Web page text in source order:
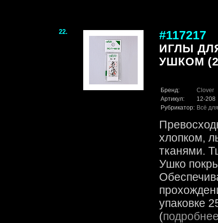
22. #117217
ИГЛЫ
УШКОМ
Бренд:
Clover
Артикул:
12-208
Рубрикатор: Всё
хлопком,
тканями.
Ушко
упаковке
(